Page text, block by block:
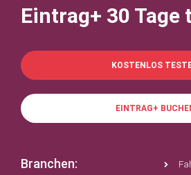
Eintrag+ 30 Tage
KOSTENLOS
EINTRAG+
Branchen: